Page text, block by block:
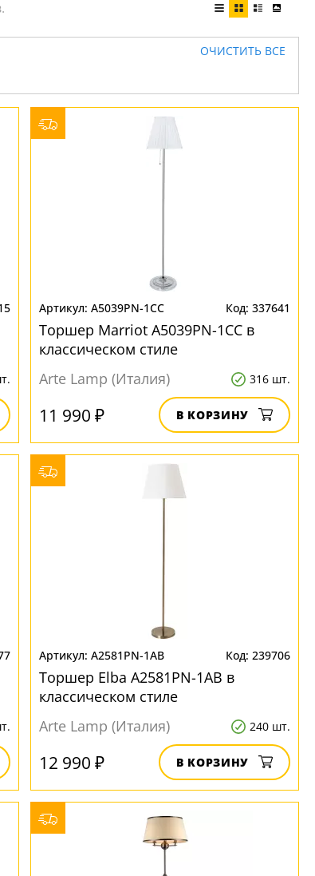
ОЧИСТИТЬ ВСЕ
A5039PN-1CC 337641
Торшер Marriot A5039PN-1CC в
классическом стиле
Arte Lamp (Италия)
316 шт.
11 990 ₽ В КОРЗИНУ
A2581PN-1AB 239706
Торшер Elba A2581PN-1AB в
классическом стиле
Arte Lamp (Италия)
240 шт.
12 990 ₽ В КОРЗИНУ